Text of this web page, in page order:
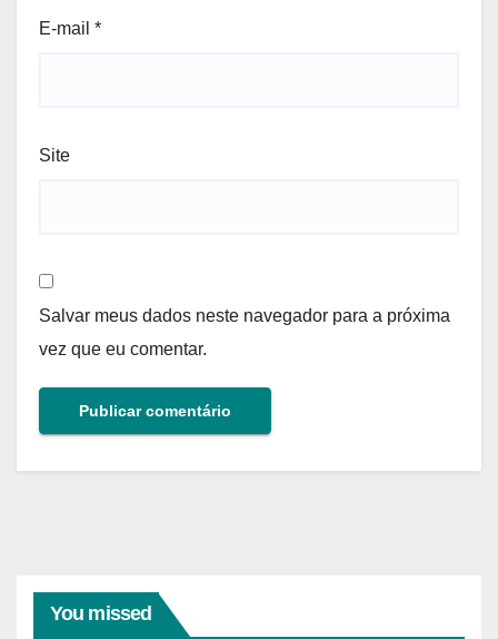
E-mail *
Site
Salvar meus dados neste navegador para a próxima
vez que eu comentar.
You missed